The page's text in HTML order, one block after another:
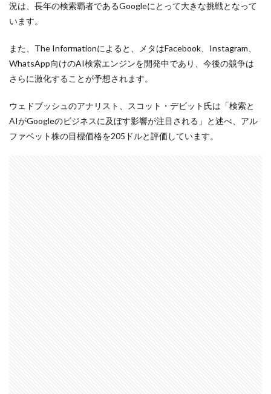
況は、長年の検索覇者であるGoogleにとって大きな挑戦となって
います。
また、The Informationによると、メタはFacebook、Instagram、
WhatsApp向けのAI検索エンジンを開発中であり、今後の競争は
さらに激化することが予想されます。
ウェドブッシュのアナリスト、スコット・デビット氏は「検索と
AIがGoogleのビジネスに及ぼす影響が注目される」と述べ、アル
ファベット株の目標価格を205ドルと評価しています。